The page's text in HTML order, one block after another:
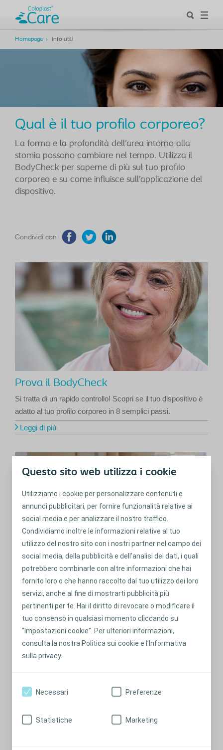
Questo sito web utilizza i cookie
Utilizziamo i cookie per personalizzare contenuti e
annunci pubblicitari, per fornire funzionalità relative ai
social media e per analizzare il nostro traffico.
Condividiamo inoltre le informazioni relative al tuo
utilizzo del nostro sito con i nostri partner nel campo dei
social media, della pubblicità e dell’analisi dei dati, i quali
potrebbero combinarle con altre informazioni che hai
fornito loro o che hanno raccolto dal tuo utilizzo dei loro
servizi, anche al fine di mostrarti pubblicità più
pertinenti per te. Hai il diritto di revocare o modificare il
tuo consenso in qualsiasi momento cliccando su
“Impostazioni cookie”. Per ulteriori informazioni,
consulta la nostra Politica sui cookie e l’Informativa
sulla privacy.
Necessari Preferenze
Statistiche Marketing
Homepage Info utili
Qual è il tuo profilo corporeo?
La forma e la profondità dell’area intorno alla
stomia possono cambiare nel tempo. Utilizza il
BodyCheck per saperne di più sul tuo profilo
corporeo e su come influisce sull’applicazione del
dispositivo.
Condividi con
Prova il BodyCheck
Si tratta di un rapido controllo! Scopri se il tuo dispositivo è
adatto al tuo profilo corporeo in 8 semplici passi.
Leggi di più
Come gestire I cambiamenti
della stomia e del proprio
corpo
Il Coloplast Care ti sostiene nel tuo percorso con la stomia e ti offre
strumenti utili per monitorare il tuo stato di salute. Scopri di più su
http://coloplast.to/ytcoloplastcarestomia
Ricevi il tuo programma di